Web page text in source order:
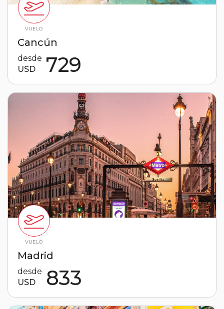
VUELO
Cancún
desde
USD
729
VUELO
Madrid
desde
USD
833